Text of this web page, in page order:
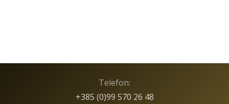
Telefon:
+385 (0)99 570 26 48